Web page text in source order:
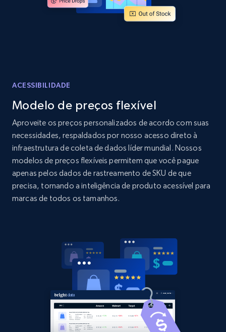
price, Currency, Availability, Reviews count, and
products by specific category URL
Title, Seller name, Brand, Description, Initial
price, Currency, Availability, Reviews count, and
more.
2.1K+ 375+ Comece agora
Title, Seller name, Brand, Description, Initial
price, Currency, Availability, Reviews count, and
2.1K+ 375+ Comece agora
ACESSIBILIDADE
Modelo de preços flexível
Aproveite os preços personalizados de acordo com suas
necessidades, respaldados por nosso acesso direto à
infraestrutura de coleta de dados líder mundial. Nossos
modelos de preços flexíveis permitem que você pague
apenas pelos dados de rastreamento de SKU de que
precisa, tornando a inteligência de produto acessível para
marcas de todos os tamanhos.